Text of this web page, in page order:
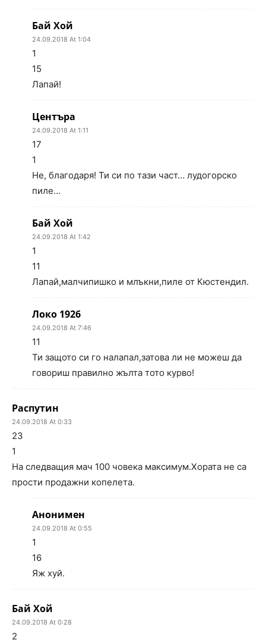
Бай Хой
24.09.2018 At 1:04
1
15
Лапай!
Центъра
24.09.2018 At 1:11
17
1
Не, благодаря! Ти си по тази част… лудогорско
пиле…
Бай Хой
24.09.2018 At 1:42
1
11
Лапай,малчипишко и млъкни,пиле от Кюстендил.
Локо 1926
24.09.2018 At 7:46
11
Ти защото си го налапал,затова ли не можеш да
говориш правилно жълта тото курво!
Распутин
24.09.2018 At 0:33
23
1
На следващия мач 100 човека максимум.Хората не са
прости продажни копелета.
Анонимен
24.09.2018 At 0:55
1
16
Яж хуй.
Бай Хой
24.09.2018 At 0:28
2